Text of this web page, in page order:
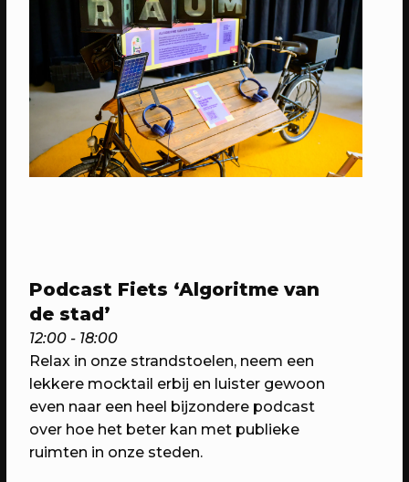
23/11/2023 EVENT
Podcast Fiets ‘Algoritme van
de stad’
12:00 - 18:00
Relax in onze strandstoelen, neem een
lekkere mocktail erbij en luister gewoon
even naar een heel bijzondere podcast
over hoe het beter kan met publieke
ruimten in onze steden.